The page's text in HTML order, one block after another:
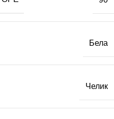
Бела
Челик